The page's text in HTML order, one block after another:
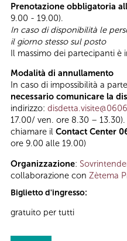
Prenotazione obbligatoria
9.00 - 19.00).
In caso di disponibilità le
il giorno stesso sul posto
Il massimo dei partecipanti è
Modalità di annullamento
In caso di impossibilità a
necessario comunicare la
indirizzo:
17.00/ ven. ore 8.30 –
chiamare il Contact Center
ore 9.00 alle 19.00)
Organizzazione:
collaborazione con Zètema
Biglietto d'ingresso:
gratuito per tutti